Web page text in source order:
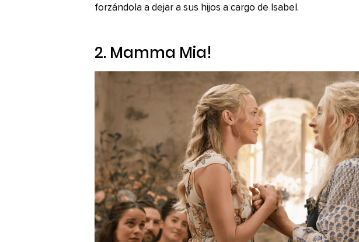
forzándola a dejar a sus hijos a cargo de Isabel.
2. Mamma Mia!